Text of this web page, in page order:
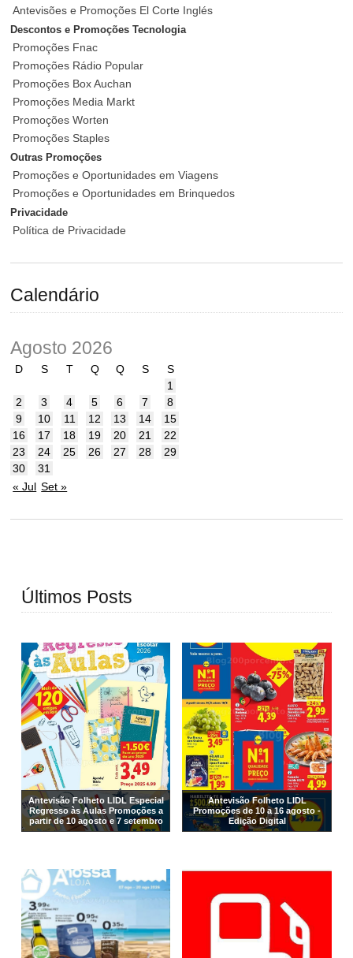
Antevisões e Promoções El Corte Inglés
Descontos e Promoções Tecnologia
Promoções Fnac
Promoções Rádio Popular
Promoções Box Auchan
Promoções Media Markt
Promoções Worten
Promoções Staples
Outras Promoções
Promoções e Oportunidades em Viagens
Promoções e Oportunidades em Brinquedos
Privacidade
Política de Privacidade
Calendário
Agosto 2026
D S T Q Q S
S
1
2
3 4 5 6 7
8
9
10 11 12 13 14
15
16
17 18 19 20 21
22
23
24 25 26 27 28
29
30
31
« Jul Set »
Últimos Posts
Antevisão Folheto LIDL Especial
Regresso às Aulas Promoções a
partir de 10 agosto e 7 setembro
Antevisão Folheto LIDL
Promoções de 10 a 16 agosto -
Edição Digital